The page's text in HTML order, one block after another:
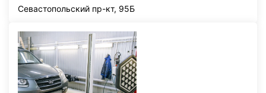
Севастопольский пр-кт, 95Б